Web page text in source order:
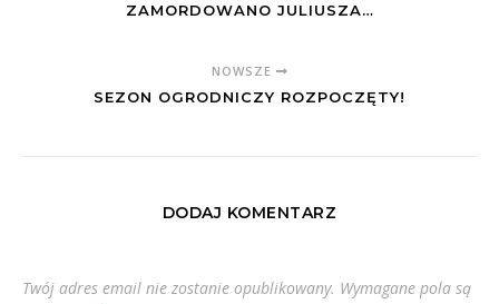
ZAMORDOWANO JULIUSZA…
NOWSZE
SEZON OGRODNICZY ROZPOCZĘTY!
DODAJ KOMENTARZ
Twój adres email nie zostanie opublikowany. Wymagane pola są